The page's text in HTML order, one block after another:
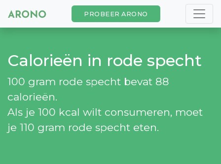
PROBEER ARONO
Calorieën in rode specht
100 gram rode specht bevat 88
calorieën.
Als je 100 kcal wilt consumeren, moet
je 110 gram rode specht eten.